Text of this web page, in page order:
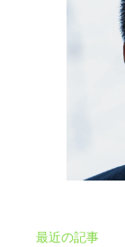
最近の記事